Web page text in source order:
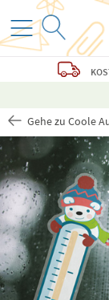
Gehe zu Coole